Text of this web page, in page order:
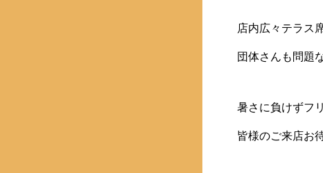
店内広々テラス
団体さんも問題
暑さに負けずフ
皆様のご来店お